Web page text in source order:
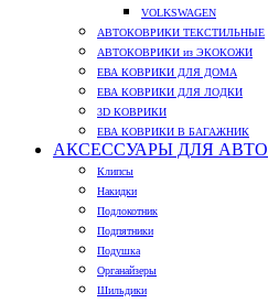
VOLKSWAGEN
АВТОКОВРИКИ ТЕКСТИЛЬНЫЕ
АВТОКОВРИКИ из ЭКОКОЖИ
ЕВА КОВРИКИ ДЛЯ ДОМА
ЕВА КОВРИКИ ДЛЯ ЛОДКИ
3D КОВРИКИ
ЕВА КОВРИКИ В БАГАЖНИК
АКСЕССУАРЫ ДЛЯ АВТО
Клипсы
Накидки
Подлокотник
Подпятники
Подушка
Органайзеры
Шильдики